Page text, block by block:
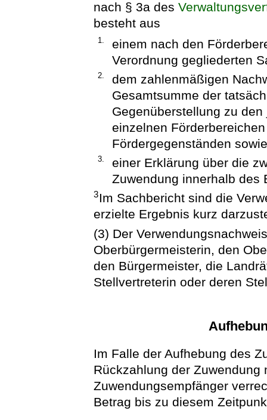
nach § 3a des
besteht aus
1.
einem nach den
Verordnung gegliederten
2.
dem zahlenmäßigen
Gesamtsumme der
Gegenüberstellung zu
einzelnen
Fördergegenständen sowie
3.
einer Erklärung über die
Zuwendung innerhalb des
3Im Sachbericht sind die
erzielte Ergebnis kurz
(3) Der
Oberbürgermeisterin, den
den Bürgermeister, die
Stellvertreterin oder deren
Im Falle der Aufhebung des
Rückzahlung der
Zuwendungsempfänger
Betrag bis zu diesem